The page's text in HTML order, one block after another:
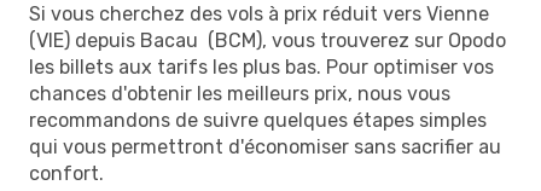
Si vous cherchez des vols à prix réduit vers Vienne
(VIE) depuis Bacau (BCM), vous trouverez sur Opodo
les billets aux tarifs les plus bas. Pour optimiser vos
chances d'obtenir les meilleurs prix, nous vous
recommandons de suivre quelques étapes simples
qui vous permettront d'économiser sans sacrifier au
confort.